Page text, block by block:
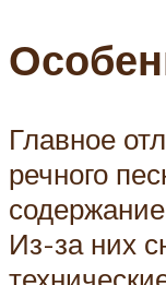
Главное
речного
Из-за них